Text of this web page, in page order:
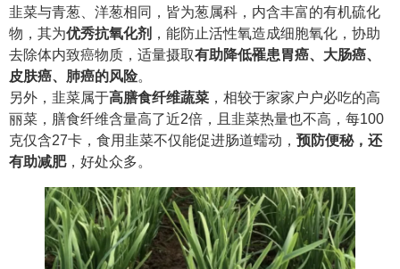
韭菜与青葱、洋葱相同，皆为葱属科，内含丰富的有机硫化
物，其为优秀抗氧化剂 ，能防止活性氧造成细胞氧化，协助
去除体内致癌物质，适量摄取有助降低罹患胃癌、大肠癌、
皮肤癌、肺癌的风险。
另外，韭菜属于高膳食纤维蔬菜 ，相较于家家户户必吃的高
丽菜，膳食纤维含量高了近2倍，且韭菜热量也不高，每100
克仅含27卡，食用韭菜不仅能促进肠道蠕动， 预防便秘，还
有助减肥，好处众多。